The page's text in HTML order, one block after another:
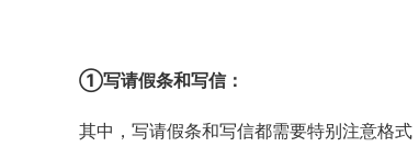
①写请假条和写信：
其中，写请假条和写信都需要特别注意格